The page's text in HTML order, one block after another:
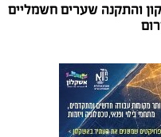
והתקנה שערים חשמליים